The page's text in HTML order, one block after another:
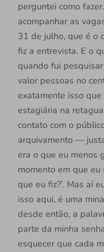
perguntei como
acompanhar as
31 de julho, que é o
fiz a entrevista. E o
quando fui
valor pessoas no
exatamente isso que
estagiária na
contato com o
arquivamento —
era o que eu menos
momento em que eu
que eu fiz?’. Mas aí
isso aqui, é uma
desde então, a
parte da minha
esquecer que cada